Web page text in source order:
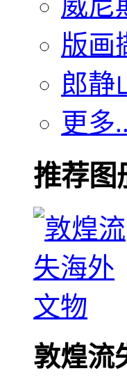
版画
郎静
更多
推荐图
敦煌流